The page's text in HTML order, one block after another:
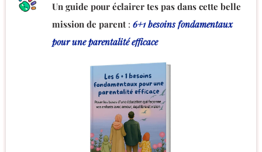
Un guide pour éclairer tes pas dans cette belle
mission de parent :6+1 besoins fondamentaux
pour une parentalité efficace